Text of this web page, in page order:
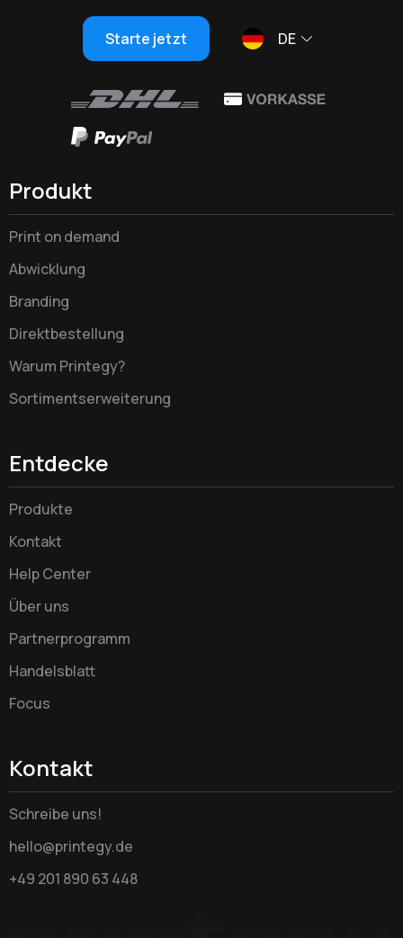
Starte jetzt DE
Produkt
Print on demand
Abwicklung
Branding
Direktbestellung
Warum Printegy?
Sortimentserweiterung
Entdecke
Produkte
Kontakt
Help Center
Über uns
Partnerprogramm
Handelsblatt
Focus
Kontakt
Schreibe uns!
hello@printegy.de
+49 201 890 63 448